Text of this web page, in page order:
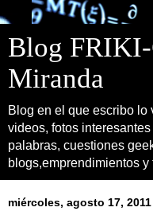
Blog
Miranda
Blog en el que escribo
videos, fotos
palabras, cuestiones
blogs,emprendimientos
miércoles, agosto 17, 2011